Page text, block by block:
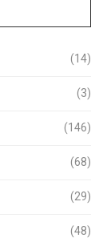
(14)
(3)
(146)
(68)
(29)
(48)